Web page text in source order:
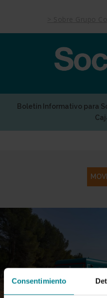
Consentimiento
main
Boletín Informativo para